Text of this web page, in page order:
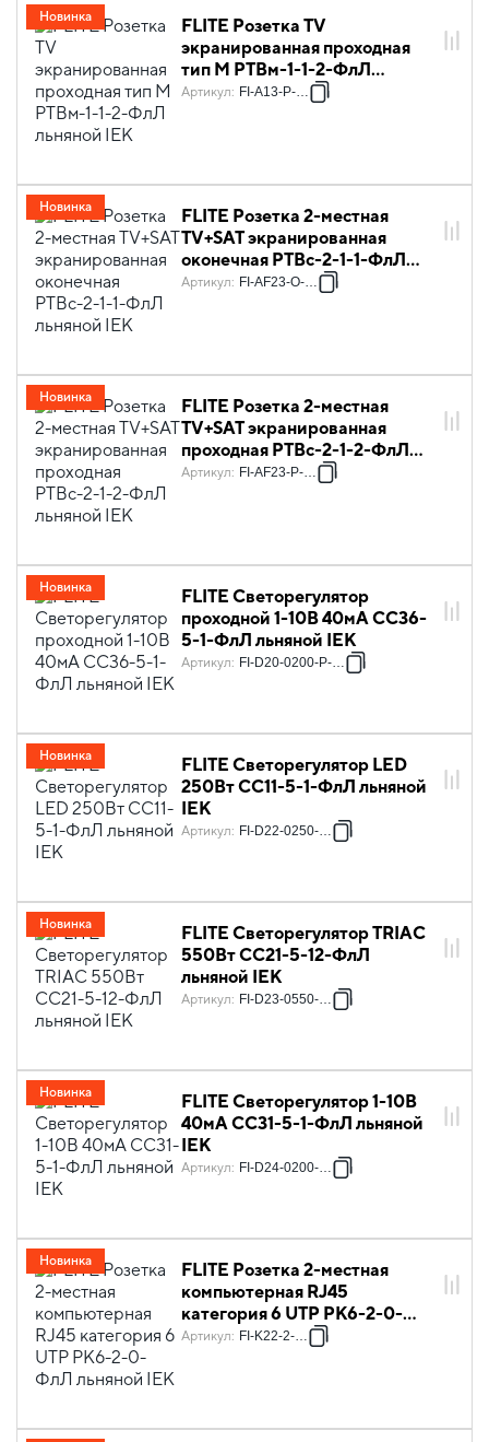
FLITE Розетка TV
экранированная проходная
тип M РТВм-1-1-2-ФлЛ
льняной IEK
Артикул: FI-A13-P-K88
Новинка
FLITE Розетка 2-местная
TV+SAT экранированная
оконечная РТВс-2-1-1-ФлЛ
льняной IEK
Артикул: FI-AF23-O-K88
Новинка
FLITE Розетка 2-местная
TV+SAT экранированная
проходная РТВс-2-1-2-ФлЛ
льняной IEK
Артикул: FI-AF23-P-K88
Новинка
FLITE Светорегулятор
проходной 1-10В 40мА СС36-
5-1-ФлЛ льняной IEK
Артикул: FI-D20-0200-P-K88
Новинка
FLITE Светорегулятор LED
250Вт СС11-5-1-ФлЛ льняной
IEK
Артикул: FI-D22-0250-K88
Новинка
FLITE Светорегулятор TRIAC
550Вт СС21-5-12-ФлЛ
льняной IEK
Артикул: FI-D23-0550-K88
Новинка
FLITE Светорегулятор 1-10В
40мА СС31-5-1-ФлЛ льняной
IEK
Артикул: FI-D24-0200-K88
Новинка
FLITE Розетка 2-местная
компьютерная RJ45
категория 6 UTP РК6-2-0-
ФлЛ льняной IEK
Артикул: FI-K22-2-K88
Новинка